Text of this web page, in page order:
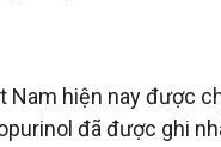
Nam hiện nay được
đã được ghi